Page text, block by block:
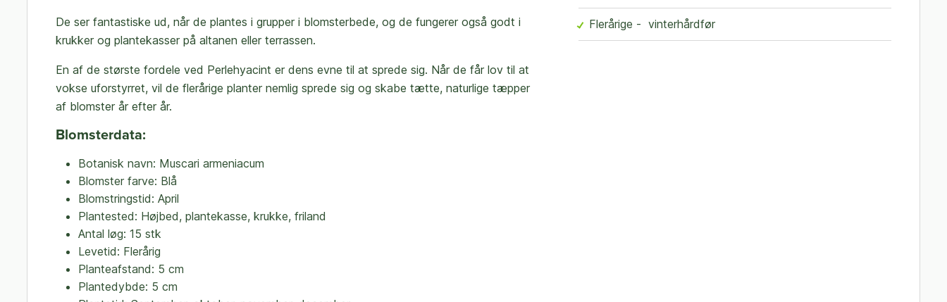
De ser fantastiske ud, når de plantes i grupper i blomsterbede, og de fungerer også godt i
krukker og plantekasser på altanen eller terrassen.
En af de største fordele ved Perlehyacint er dens evne til at sprede sig. Når de får lov til at
vokse uforstyrret, vil de flerårige planter nemlig sprede sig og skabe tætte, naturlige tæpper
af blomster år efter år.
Blomsterdata:
Botanisk navn: Muscari armeniacum
Blomster farve: Blå
Blomstringstid: April
Plantested: Højbed, plantekasse, krukke, friland
Antal løg: 15 stk
Levetid: Flerårig
Planteafstand: 5 cm
Plantedybde: 5 cm
Flerårige - vinterhårdfør